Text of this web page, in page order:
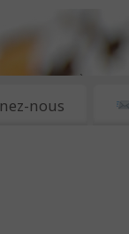
À PARIS
nous